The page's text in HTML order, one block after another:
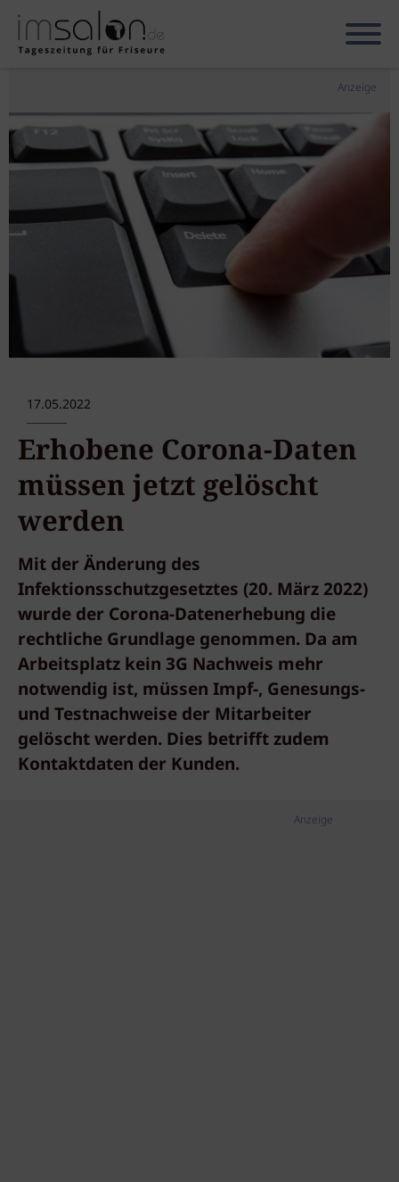
Anzeige
17.05.2022
Erhobene Corona-Daten
müssen jetzt gelöscht
werden
Mit der Änderung des
Infektionsschutzgesetztes (20. März 2022)
wurde der Corona-Datenerhebung die
rechtliche Grundlage genommen. Da am
Arbeitsplatz kein 3G Nachweis mehr
notwendig ist, müssen Impf-, Genesungs-
und Testnachweise der Mitarbeiter
gelöscht werden. Dies betrifft zudem
Kontaktdaten der Kunden.
Anzeige